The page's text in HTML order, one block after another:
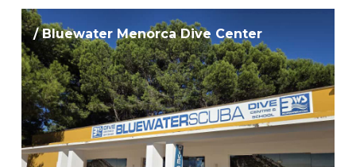
/ Bluewater Menorca Dive Center